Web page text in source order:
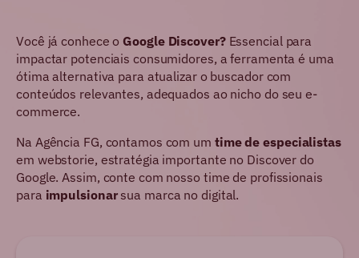
Você já conhece oGoogle Discover?Essencial para
impactar potenciais consumidores, a ferramenta é uma
ótima alternativa para atualizar o buscador com
conteúdos relevantes, adequados ao nicho do seu e-
commerce.
Na Agência FG, contamos com um time de especialistas
em webstorie, estratégia importante no Discover do
Google. Assim, conte com nosso time de profissionais
para impulsionarsua marca no digital.